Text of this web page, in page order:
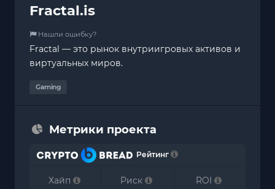
Fractal.is
Нашли ошибку?
Fractal — это рынок внутриигровых активов и
виртуальных миров.
Gaming
Метрики проекта
Рейтинг
Хайп
Риск
ROI